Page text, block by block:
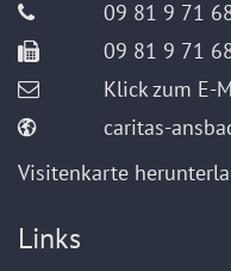
09 81 9 71
09 81 9 71
Klick zum E-
caritas-
Visitenkarte
Links